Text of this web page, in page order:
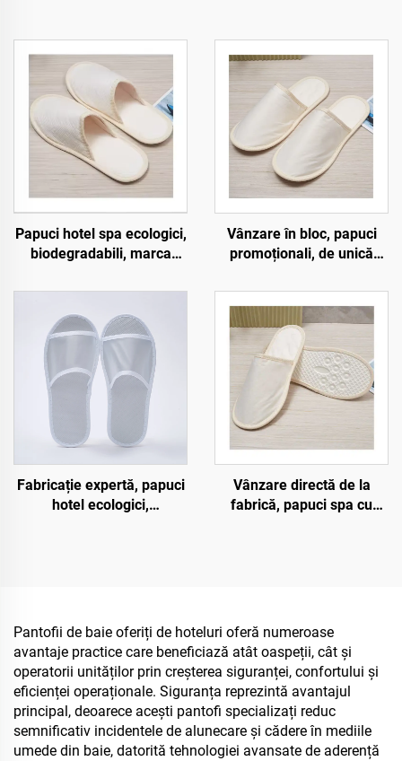
Papuci hotel spa ecologici,
biodegradabili, marca
talpă din pulp, pantofi de
unică folosință pentru
companii aeriene
Vânzare în bloc, papuci
promoționali, de unică
hotel și companii aeriene,
destinați oaspeților
Fabricație expertă, papuci
hotel ecologici,
Vânzare directă de la
fabrică, papuci spa cu
Pantofii de baie oferiți de hoteluri oferă numeroase
avantaje practice care beneficiază atât oaspeții, cât și
operatorii unităților prin creșterea siguranței, confortului și
eficienței operaționale. Siguranța reprezintă avantajul
principal, deoarece acești pantofi specializați reduc
semnificativ incidentele de alunecare și cădere în mediile
umede din baie, datorită tehnologiei avansate de aderență